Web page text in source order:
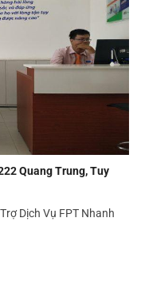
Quang Trung, Tuy
Dịch Vụ FPT Nhanh